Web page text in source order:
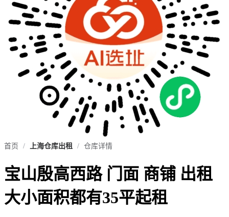
首页 / 上海仓库出租 / 仓库详情
宝山殷高西路 门面 商铺 出租
大小面积都有35平起租